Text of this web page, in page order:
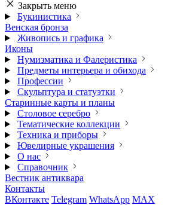
Закрыть меню
Букинистика
Венская бронза
Живопись и графика
Иконы
Нумизматика и Фалеристика
Предметы интерьера и обихода
Профессии
Скульптура и статуэтки
Старинные карты и планы
Столовое серебро
Тематические коллекции
Техника и приборы
Ювелирные украшения
О нас
Справочник
Вестник антиквара
Контакты
ВКонтакте Telegram WhatsApp MAX